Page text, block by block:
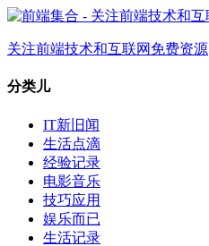
关注前端技术和互联网免费资源
分类儿
IT新旧闻
生活点滴
经验记录
电影音乐
技巧应用
娱乐而已
生活记录